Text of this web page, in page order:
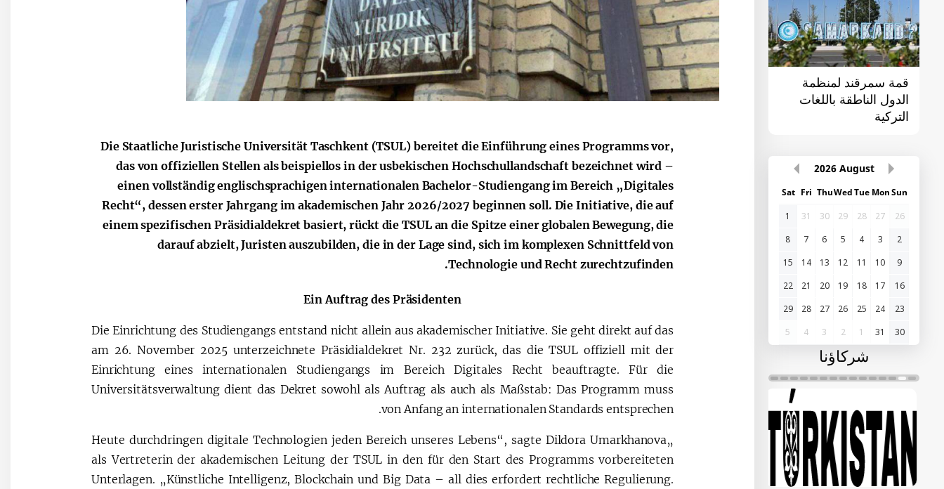
قمة سمرقند لمنظمة
الدول الناطقة باللغات
التركية
القمة الأولى "آسيا
الوسطى - الصين"
الإصلاحات الدستورية
August
2026
Sun
Mon
Tue
Wed
Thu
Fri
Sat
26
27
28
29
30
31
1
2
3
4
5
6
7
8
9
10
11
12
13
14
15
16
17
18
19
20
21
22
23
24
25
26
27
28
29
30
31
1
2
3
4
5
شركاؤنا
Die Staatliche Juristische Universität Taschkent (TSUL) bereitet die Einführung eines Programms vor,
das von offiziellen Stellen als beispiellos in der usbekischen Hochschullandschaft bezeichnet wird –
einen vollständig englischsprachigen internationalen Bachelor-Studiengang im Bereich „Digitales
Recht“, dessen erster Jahrgang im akademischen Jahr 2026/2027 beginnen soll. Die Initiative, die auf
einem spezifischen Präsidialdekret basiert, rückt die TSUL an die Spitze einer globalen Bewegung, die
darauf abzielt, Juristen auszubilden, die in der Lage sind, sich im komplexen Schnittfeld von
Technologie und Recht zurechtzufinden.
Ein Auftrag des Präsidenten
Die Einrichtung des Studiengangs entstand nicht allein aus akademischer Initiative. Sie geht direkt auf das
am 26. November 2025 unterzeichnete Präsidialdekret Nr. 232 zurück, das die TSUL offiziell mit der
Einrichtung eines internationalen Studiengangs im Bereich Digitales Recht beauftragte. Für die
Universitätsverwaltung dient das Dekret sowohl als Auftrag als auch als Maßstab: Das Programm muss
von Anfang an internationalen Standards entsprechen.
„Heute durchdringen digitale Technologien jeden Bereich unseres Lebens“, sagte Dildora Umarkhanova
als Vertreterin der akademischen Leitung der TSUL in den für den Start des Programms vorbereiteten
Unterlagen. „Künstliche Intelligenz, Blockchain und Big Data – all dies erfordert rechtliche Regulierung.